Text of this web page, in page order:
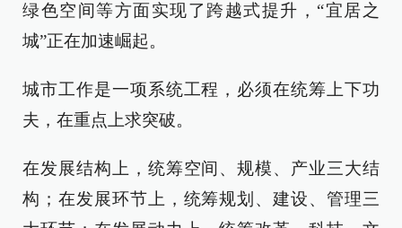
绿色空间等方面实现了跨越式提升，“宜居之
城”正在加速崛起。
城市工作是一项系统工程，必须在统筹上下功
夫，在重点上求突破。
在发展结构上，统筹空间、规模、产业三大结
构；在发展环节上，统筹规划、建设、管理三